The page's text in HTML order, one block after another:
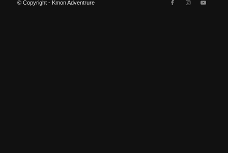
© Copyright - Kmon Adventrure